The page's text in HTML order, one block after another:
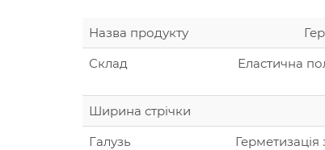
Назва продукту
Склад
Еластична
Ширина стрічки
Галузь
Герметизація